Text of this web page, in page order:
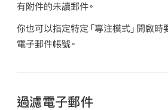
有附件的未讀郵件。
你也可以指定特定「專注模式」開啟時
電子郵件帳號。
過濾電子郵件